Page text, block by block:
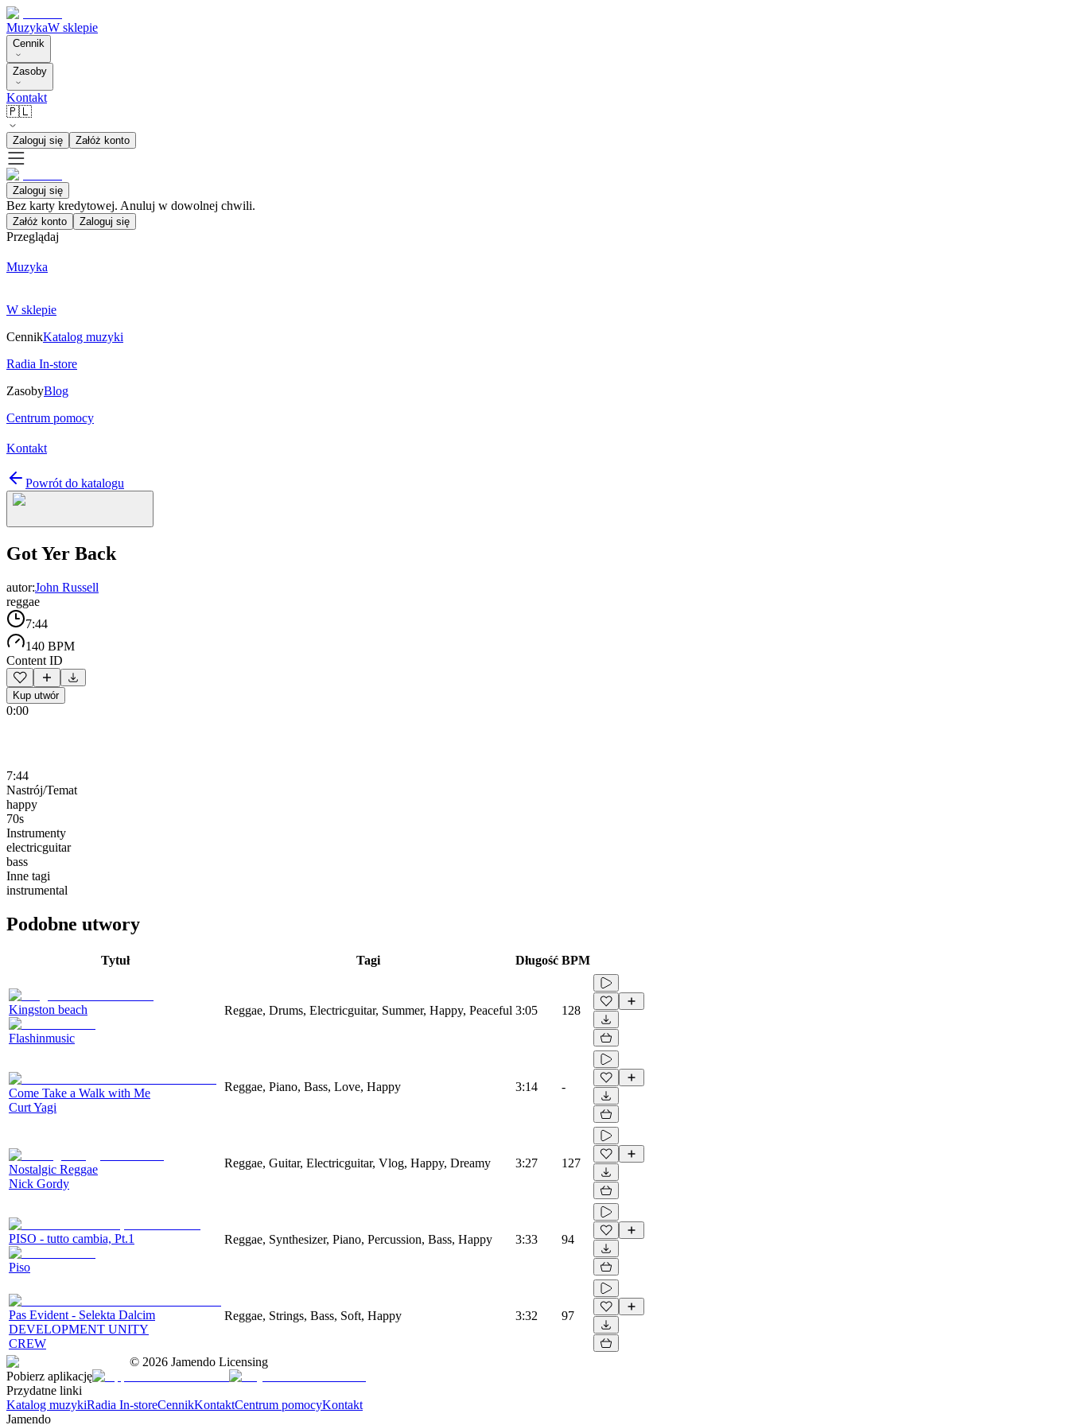
MuzykaW sklepie
Cennik
Zasoby
Kontakt
🇵🇱
Zaloguj się Załóż konto
Zaloguj się
Bez karty kredytowej. Anuluj w dowolnej chwili.
Załóż konto Zaloguj się
Przeglądaj
Muzyka
W sklepie
CennikKatalog muzyki
Radia In-store
ZasobyBlog
Centrum pomocy
Kontakt
Powrót do katalogu
Got Yer Back
autor:John Russell
reggae
7:44
140 BPM
Content ID
Kup utwór
0:00
7:44
Nastrój/Temat
happy
70s
Instrumenty
electricguitar
bass
Inne tagi
instrumental
Podobne utwory
Tytuł Tagi Długość BPM
Kingston beach
Flashinmusic
Reggae, Drums, Electricguitar, Summer, Happy, Peaceful 3:05 128
Come Take a Walk with Me
Curt Yagi
Reggae, Piano, Bass, Love, Happy 3:14 -
Nostalgic Reggae
Nick Gordy
Reggae, Guitar, Electricguitar, Vlog, Happy, Dreamy 3:27 127
PISO - tutto cambia, Pt.1
Piso
Reggae, Synthesizer, Piano, Percussion, Bass, Happy 3:33 94
Pas Evident - Selekta Dalcim
DEVELOPMENT UNITY
CREW
Reggae, Strings, Bass, Soft, Happy 3:32 97
© 2026 Jamendo Licensing
Pobierz aplikację
Przydatne linki
Katalog muzykiRadia In-storeCennikKontaktCentrum pomocyKontakt
Jamendo